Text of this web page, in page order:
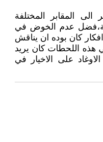
المقابر المختلفة
عدم الخوض في
كان بوده ان يناقش
هذه اللحطات كان يريد
على الاخيار في